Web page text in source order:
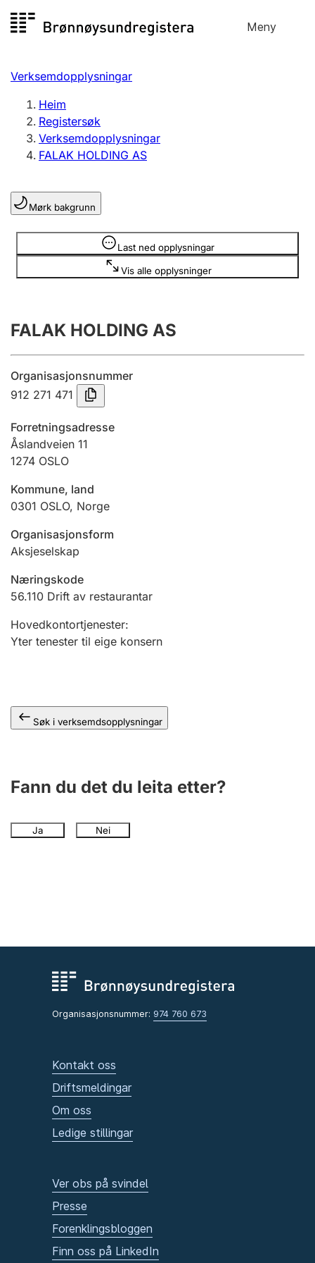
til
Meny
Registersøk
Aksjeselskap
Enkeltpersonføretak
Registrere, endre, slette
Lag og foreining
Registrere, endre, slette
Årsrekneskap
Innsending og forseinkingsgebyr
Tinglysing
Jeger
Ektepaktrettleiaren
Andre tema
Verksemdopplysningar
Heim
Registersøk
Verksemdopplysningar
FALAK HOLDING AS
Mørk bakgrunn
Last ned opplysningar
Vis alle opplysninger
Opplysninger er skjult
FALAK HOLDING AS
Organisasjonsnummer
912 271 471
Forretningsadresse
Åslandveien 11
1274 OSLO
Kommune, land
0301 OSLO, Norge
Organisasjonsform
Aksjeselskap
Næringskode
56.110 Drift av restaurantar
Hovedkontortjenester:
Yter tenester til eige konsern
Søk i verksemdsopplysningar
Fann du det du leita etter?
Ja Nei
Organisasjonsnummer: 974 760 673
Kontakt oss
Driftsmeldingar
Om oss
Ledige stillingar
Ver obs på svindel
Presse
Forenklingsbloggen
Finn oss på LinkedIn